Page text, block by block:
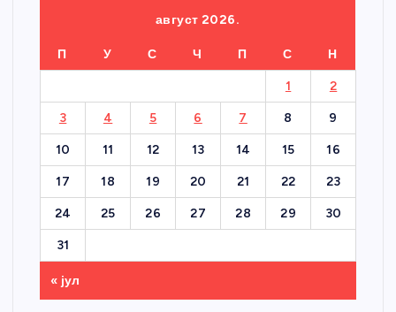
август 2026.
П У С Ч П С Н
1 2
3 4 5 6 7 8 9
10 11 12 13 14 15 16
17 18 19 20 21 22 23
24 25 26 27 28 29 30
31
« јул